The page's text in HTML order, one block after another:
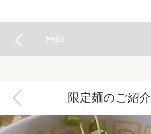
PREV
限定麺のご紹介
Next